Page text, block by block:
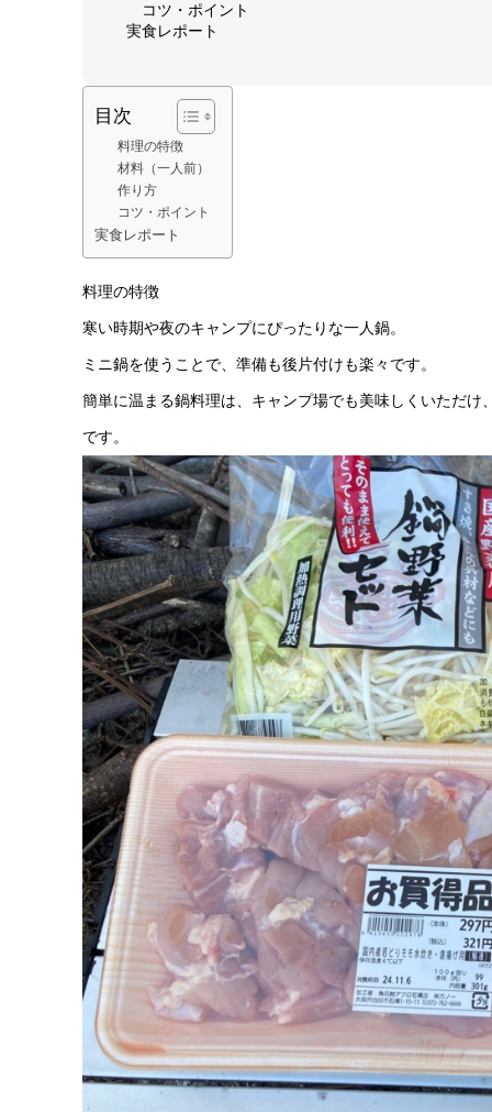
コツ・ポイント
実食レポート
目次
料理の特徴
材料（一人前）
作り方
コツ・ポイント
実食レポート
料理の特徴
寒い時期や夜のキャンプにぴったりな一人鍋。
ミニ鍋を使うことで、準備も後片付けも楽々です。
簡単に温まる鍋料理は、キャンプ場でも美味しくいただ
です。